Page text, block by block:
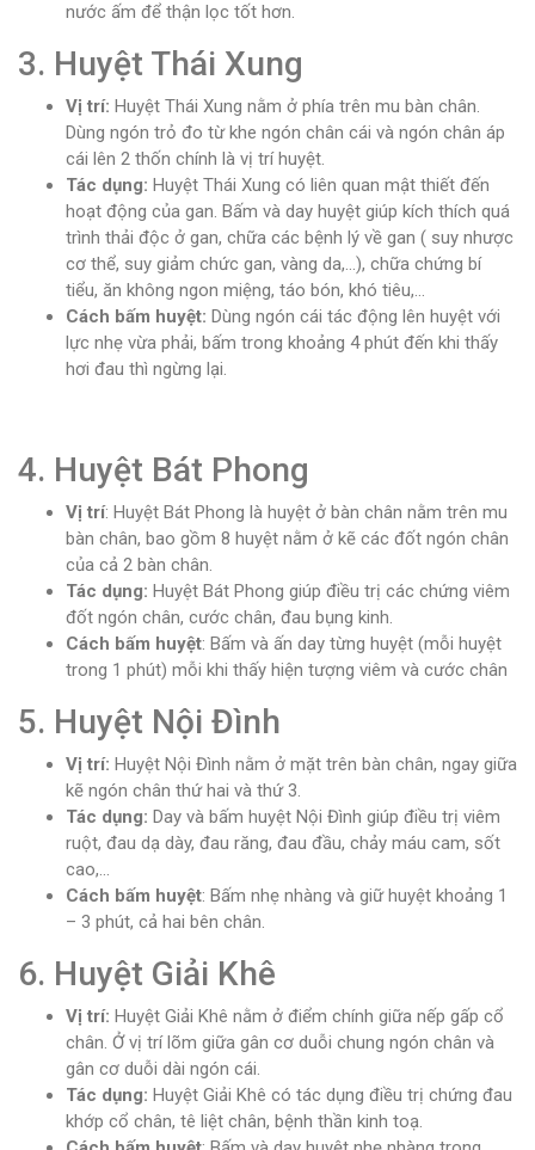
nước ấm để thận lọc tốt hơn.
3. Huyệt Thái Xung
Vị trí: Huyệt Thái Xung nằm ở phía trên mu bàn chân.
Dùng ngón trỏ đo từ khe ngón chân cái và ngón chân áp
cái lên 2 thốn chính là vị trí huyệt.
Tác dụng: Huyệt Thái Xung có liên quan mật thiết đến
hoạt động của gan. Bấm và day huyệt giúp kích thích quá
trình thải độc ở gan, chữa các bệnh lý về gan ( suy nhược
cơ thể, suy giảm chức gan, vàng da,…), chữa chứng bí
tiểu, ăn không ngon miệng, táo bón, khó tiêu,…
Cách bấm huyệt: Dùng ngón cái tác động lên huyệt với
lực nhẹ vừa phải, bấm trong khoảng 4 phút đến khi thấy
hơi đau thì ngừng lại.
4. Huyệt Bát Phong
Vị trí: Huyệt Bát Phong là huyệt ở bàn chân nằm trên mu
bàn chân, bao gồm 8 huyệt nằm ở kẽ các đốt ngón chân
của cả 2 bàn chân.
Tác dụng: Huyệt Bát Phong giúp điều trị các chứng viêm
đốt ngón chân, cước chân, đau bụng kinh.
Cách bấm huyệt: Bấm và ấn day từng huyệt (mỗi huyệt
trong 1 phút) mỗi khi thấy hiện tượng viêm và cước chân
5. Huyệt Nội Đình
Vị trí: Huyệt Nội Đình nằm ở mặt trên bàn chân, ngay giữa
kẽ ngón chân thứ hai và thứ 3.
Tác dụng: Day và bấm huyệt Nội Đình giúp điều trị viêm
ruột, đau dạ dày, đau răng, đau đầu, chảy máu cam, sốt
cao,…
Cách bấm huyệt: Bấm nhẹ nhàng và giữ huyệt khoảng 1
– 3 phút, cả hai bên chân.
6. Huyệt Giải Khê
Vị trí: Huyệt Giải Khê nằm ở điểm chính giữa nếp gấp cổ
chân. Ở vị trí lõm giữa gân cơ duỗi chung ngón chân và
gân cơ duỗi dài ngón cái.
Tác dụng: Huyệt Giải Khê có tác dụng điều trị chứng đau
khớp cổ chân, tê liệt chân, bệnh thần kinh toạ.